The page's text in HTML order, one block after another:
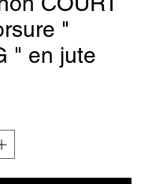
"
" en jute